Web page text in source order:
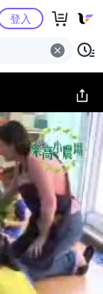
中心
登入 猜你喜歡